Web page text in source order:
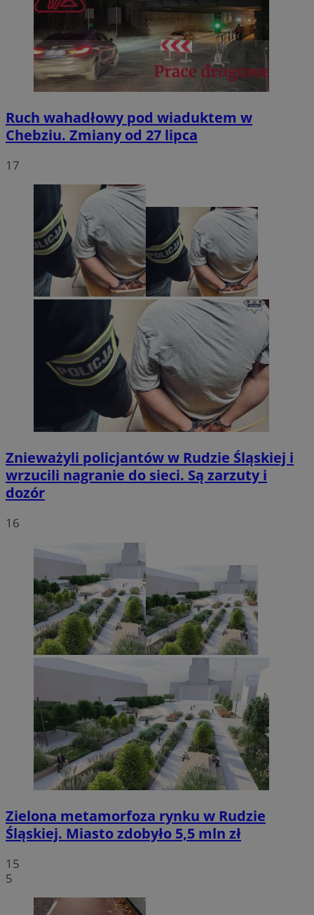
Ruch wahadłowy pod wiaduktem w
Chebziu. Zmiany od 27 lipca
17
Znieważyli policjantów w Rudzie Śląskiej i
wrzucili nagranie do sieci. Są zarzuty i
dozór
16
Zielona metamorfoza rynku w Rudzie
Śląskiej. Miasto zdobyło 5,5 mln zł
15
5